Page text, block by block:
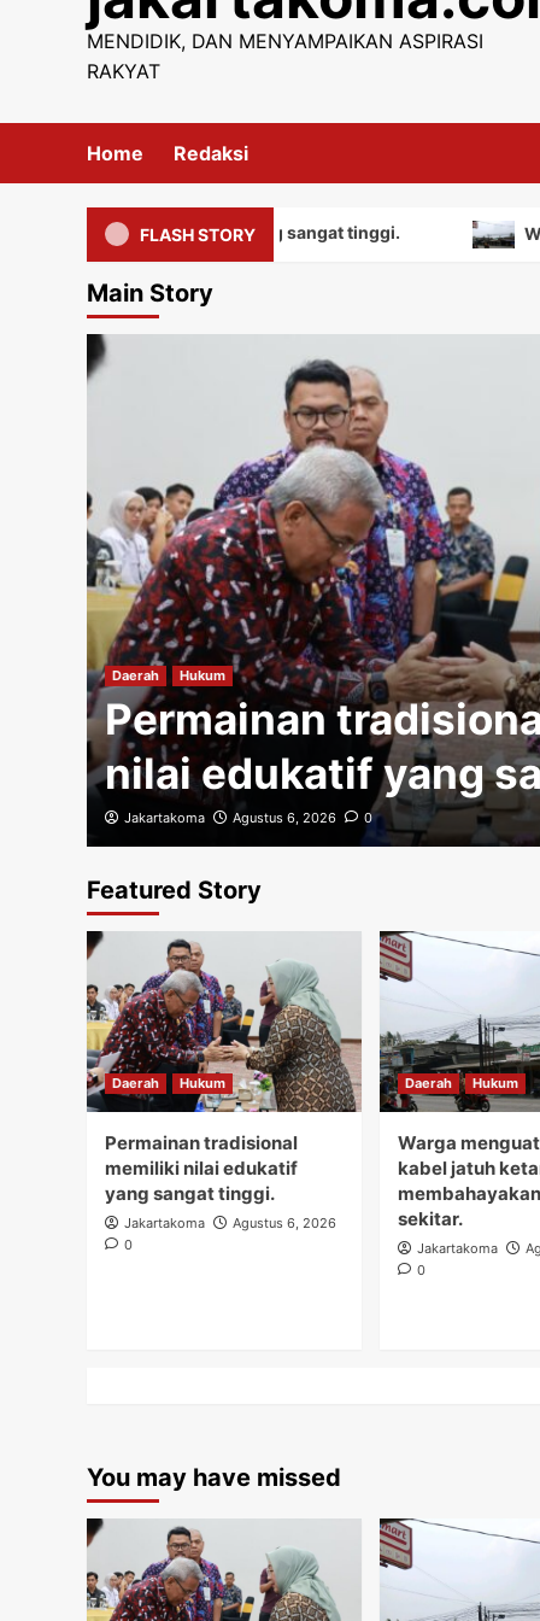
MENDIDIK, DAN MENYAMPAIKAN ASPIRASI
RAKYAT
Home Redaksi
FLASH STORY
nilai edukatif yang sangat tinggi. Warga
Main Story
Daerah Hukum
Permainan
nilai edukatif yang
Jakartakoma Agustus 6, 2026 0
Featured Story
Daerah Hukum
Permainan tradisional
memiliki nilai edukatif
yang sangat tinggi.
Jakartakoma
Agustus 6, 2026
0
Daerah Hukum
Warga
kabel jatuh
sekitar.
Jakartakoma
0
You may have missed